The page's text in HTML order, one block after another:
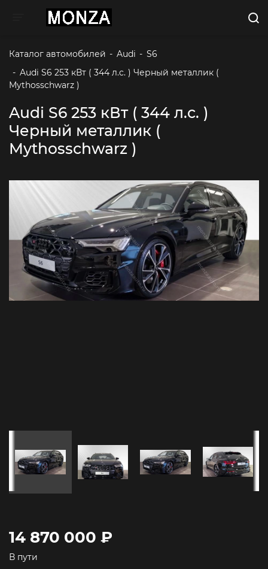
Toggle navigation
Каталог автомобилей - Audi - S6
- Audi S6 253 кВт ( 344 л.c. ) Черный металлик (
Mythosschwarz )
Audi S6 253 кВт ( 344 л.c. )
Черный металлик (
Mythosschwarz )
14 870 000 ₽
В пути